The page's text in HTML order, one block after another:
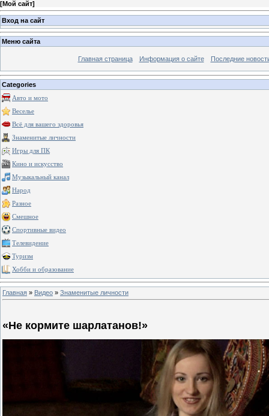
[Мой сайт]
Вход на сайт
Меню сайта
Главная страница Информация о сайте Последние
Categories
Авто и мото
Веселье
Всё для вашего здоровья
Знаменитые личности
Игры для ПК
Кино и искусство
Музыкальный канал
Народ
Разное
Смешное
Спортивные видео
Телевидение
Туризм
Хобби и образование
Главная » Видео » Знаменитые личности
«Не кормите шарлатанов!»